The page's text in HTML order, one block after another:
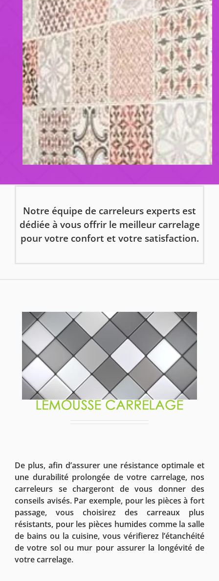
Notre équipe de carreleurs experts est
dédiée à vous offrir le meilleur carrelage
pour votre confort et votre satisfaction.
De plus, afin d’assurer une résistance optimale et
une durabilité prolongée de votre carrelage, nos
carreleurs se chargeront de vous donner des
conseils avisés. Par exemple, pour les pièces à fort
passage, vous choisirez des carreaux plus
résistants, pour les pièces humides comme la salle
de bains ou la cuisine, vous vérifierez l’étanchéité
de votre sol ou mur pour assurer la longévité de
votre carrelage.